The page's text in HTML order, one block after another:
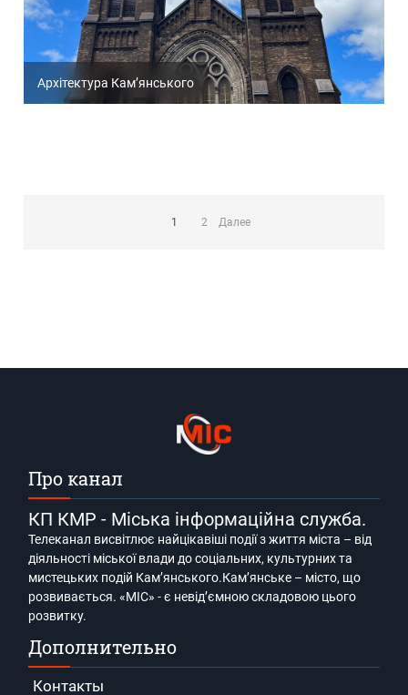
Архітектура Кам’янського
1 2 Далее
Про канал
КП КМР - Міська інформаційна служба.
Телеканал висвітлює найцікавіші події з життя міста – від
діяльності міської влади до соціальних, культурних та
мистецьких подій Кам’янського.Кам’янське – місто, що
розвивається. «МІС» - є невід’ємною складовою цього
розвитку.
Дополнительно
Контакты